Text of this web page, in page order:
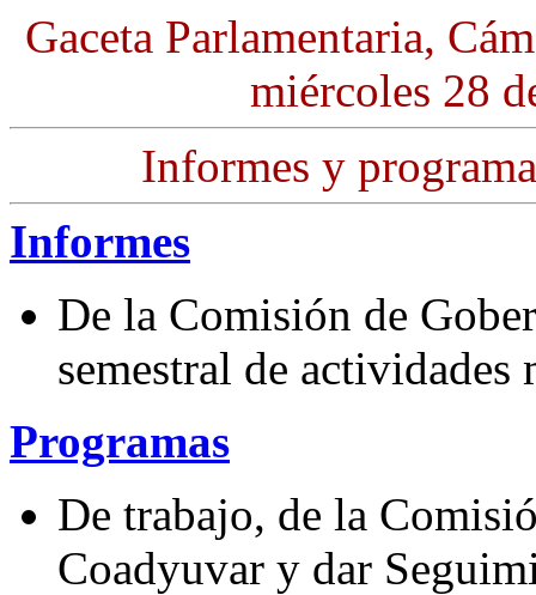
Gaceta Parlamentaria,
miércoles 28
Informes y
Informes
De la Comisión de
semestral de
Programas
De trabajo, de la
Coadyuvar y dar